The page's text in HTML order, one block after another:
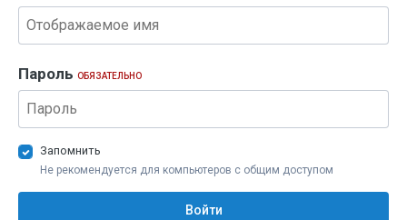
Пароль ОБЯЗАТЕЛЬНО
Запомнить
Не рекомендуется для компьютеров с общим доступом
Войти